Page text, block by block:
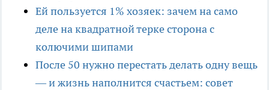
Ей пользуется 1% хозяек: зачем на само
деле на квадратной терке сторона с
колючими шипами
После 50 нужно перестать делать одну вещь
— и жизнь наполнится счастьем: совет